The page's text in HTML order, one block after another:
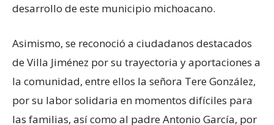
desarrollo de este municipio michoacano.
Asimismo, se reconoció a ciudadanos destacados
de Villa Jiménez por su trayectoria y aportaciones a
la comunidad, entre ellos la señora Tere González,
por su labor solidaria en momentos difíciles para
las familias, así como al padre Antonio García, por